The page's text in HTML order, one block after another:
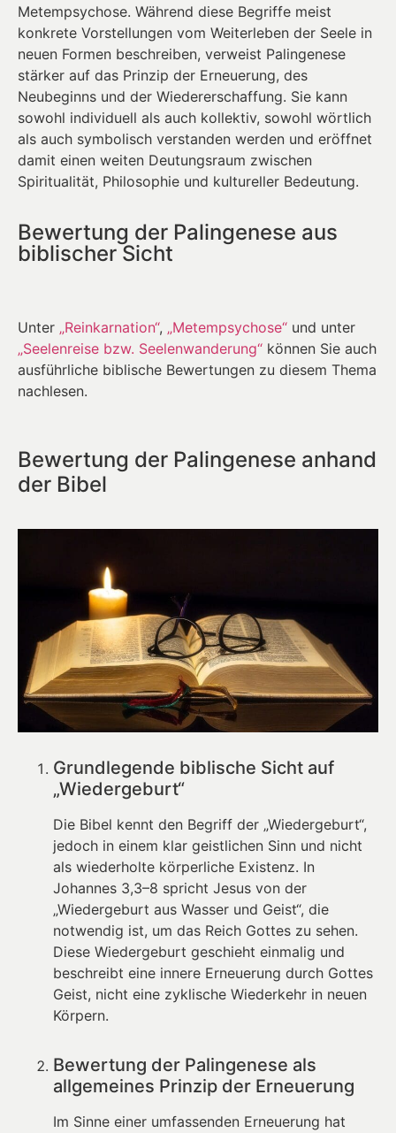
Metempsychose. Während diese Begriffe meist
konkrete Vorstellungen vom Weiterleben der Seele in
neuen Formen beschreiben, verweist Palingenese
stärker auf das Prinzip der Erneuerung, des
Neubeginns und der Wiedererschaffung. Sie kann
sowohl individuell als auch kollektiv, sowohl wörtlich
als auch symbolisch verstanden werden und eröffnet
damit einen weiten Deutungsraum zwischen
Spiritualität, Philosophie und kultureller Bedeutung.
Bewertung der Palingenese aus
biblischer Sicht
Unter „Reinkarnation“, „Metempsychose“ und unter
„Seelenreise bzw. Seelenwanderung“ können Sie auch
ausführliche biblische Bewertungen zu diesem Thema
nachlesen.
Bewertung der Palingenese anhand
der Bibel
Grundlegende biblische Sicht auf
„Wiedergeburt“
Die Bibel kennt den Begriff der „Wiedergeburt“,
jedoch in einem klar geistlichen Sinn und nicht
als wiederholte körperliche Existenz. In
Johannes 3,3–8 spricht Jesus von der
„Wiedergeburt aus Wasser und Geist“, die
notwendig ist, um das Reich Gottes zu sehen.
Diese Wiedergeburt geschieht einmalig und
beschreibt eine innere Erneuerung durch Gottes
Geist, nicht eine zyklische Wiederkehr in neuen
Körpern.
Bewertung der Palingenese als
allgemeines Prinzip der Erneuerung
Im Sinne einer umfassenden Erneuerung hat